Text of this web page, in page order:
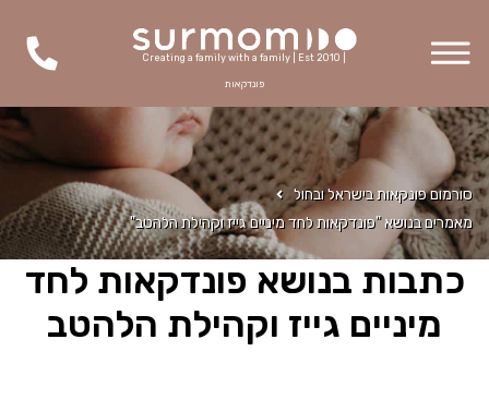
Creating a family with a family | Est 2010 |
פונדקאות
סורמום פונקאות בישראל ובחול
מאמרים בנושא "פונדקאות לחד מיניים גייז וקהילת הלהטב"
כתבות בנושא פונדקאות לחד
מיניים גייז וקהילת הלהטב